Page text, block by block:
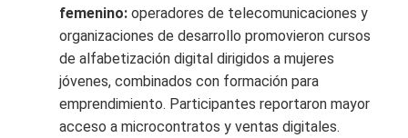
femenino: operadores de telecomunicaciones y
organizaciones de desarrollo promovieron cursos
de alfabetización digital dirigidos a mujeres
jóvenes, combinados con formación para
emprendimiento. Participantes reportaron mayor
acceso a microcontratos y ventas digitales.